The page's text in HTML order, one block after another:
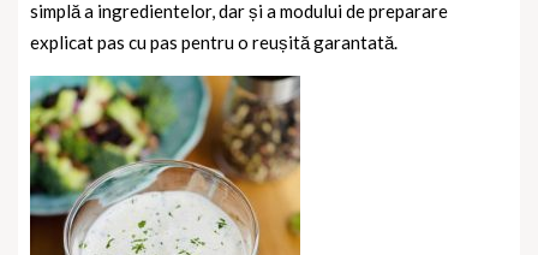
simplă a ingredientelor, dar și a modului de preparare
explicat pas cu pas pentru o reușită garantată.